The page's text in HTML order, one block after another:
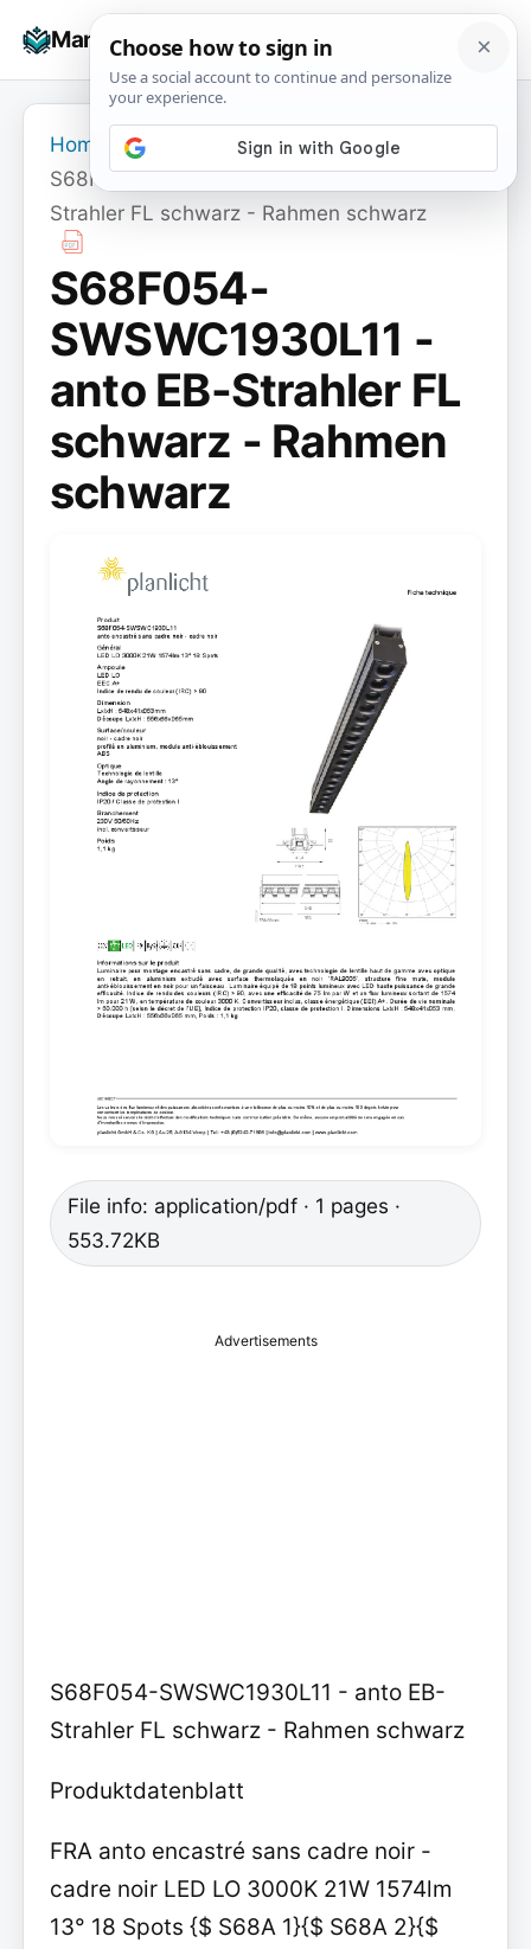
Manuals+
☰
Home
S68F054-SWSWC1930L11 - anto EB-
Strahler FL schwarz - Rahmen schwarz
S68F054-
SWSWC1930L11 -
anto EB-Strahler FL
schwarz - Rahmen
schwarz
File info: application/pdf · 1 pages ·
553.72KB
Advertisements
S68F054-SWSWC1930L11 - anto EB-
Strahler FL schwarz - Rahmen schwarz
Produktdatenblatt
FRA anto encastré sans cadre noir -
cadre noir LED LO 3000K 21W 1574lm
13° 18 Spots {$ S68A 1}{$ S68A 2}{$